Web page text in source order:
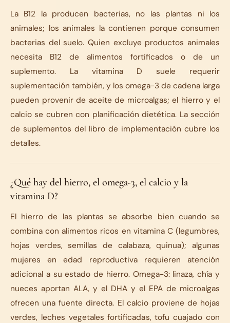
La B12 la producen bacterias, no las plantas ni los
animales; los animales la contienen porque consumen
bacterias del suelo. Quien excluye productos animales
necesita B12 de alimentos fortificados o de un
suplemento. La vitamina D suele requerir
suplementación también, y los omega-3 de cadena larga
pueden provenir de aceite de microalgas; el hierro y el
calcio se cubren con planificación dietética. La sección
de suplementos del libro de implementación cubre los
detalles.
¿Qué hay del hierro, el omega-3, el calcio y la
vitamina D?
El hierro de las plantas se absorbe bien cuando se
combina con alimentos ricos en vitamina C (legumbres,
hojas verdes, semillas de calabaza, quinua); algunas
mujeres en edad reproductiva requieren atención
adicional a su estado de hierro. Omega-3: linaza, chía y
nueces aportan ALA, y el DHA y el EPA de microalgas
ofrecen una fuente directa. El calcio proviene de hojas
verdes, leches vegetales fortificadas, tofu cuajado con